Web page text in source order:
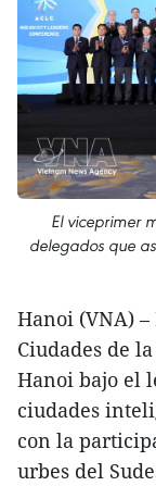
El viceprimer
delegados que
Hanoi (VNA)
Ciudades de
Hanoi bajo el
ciudades
con la
urbes del